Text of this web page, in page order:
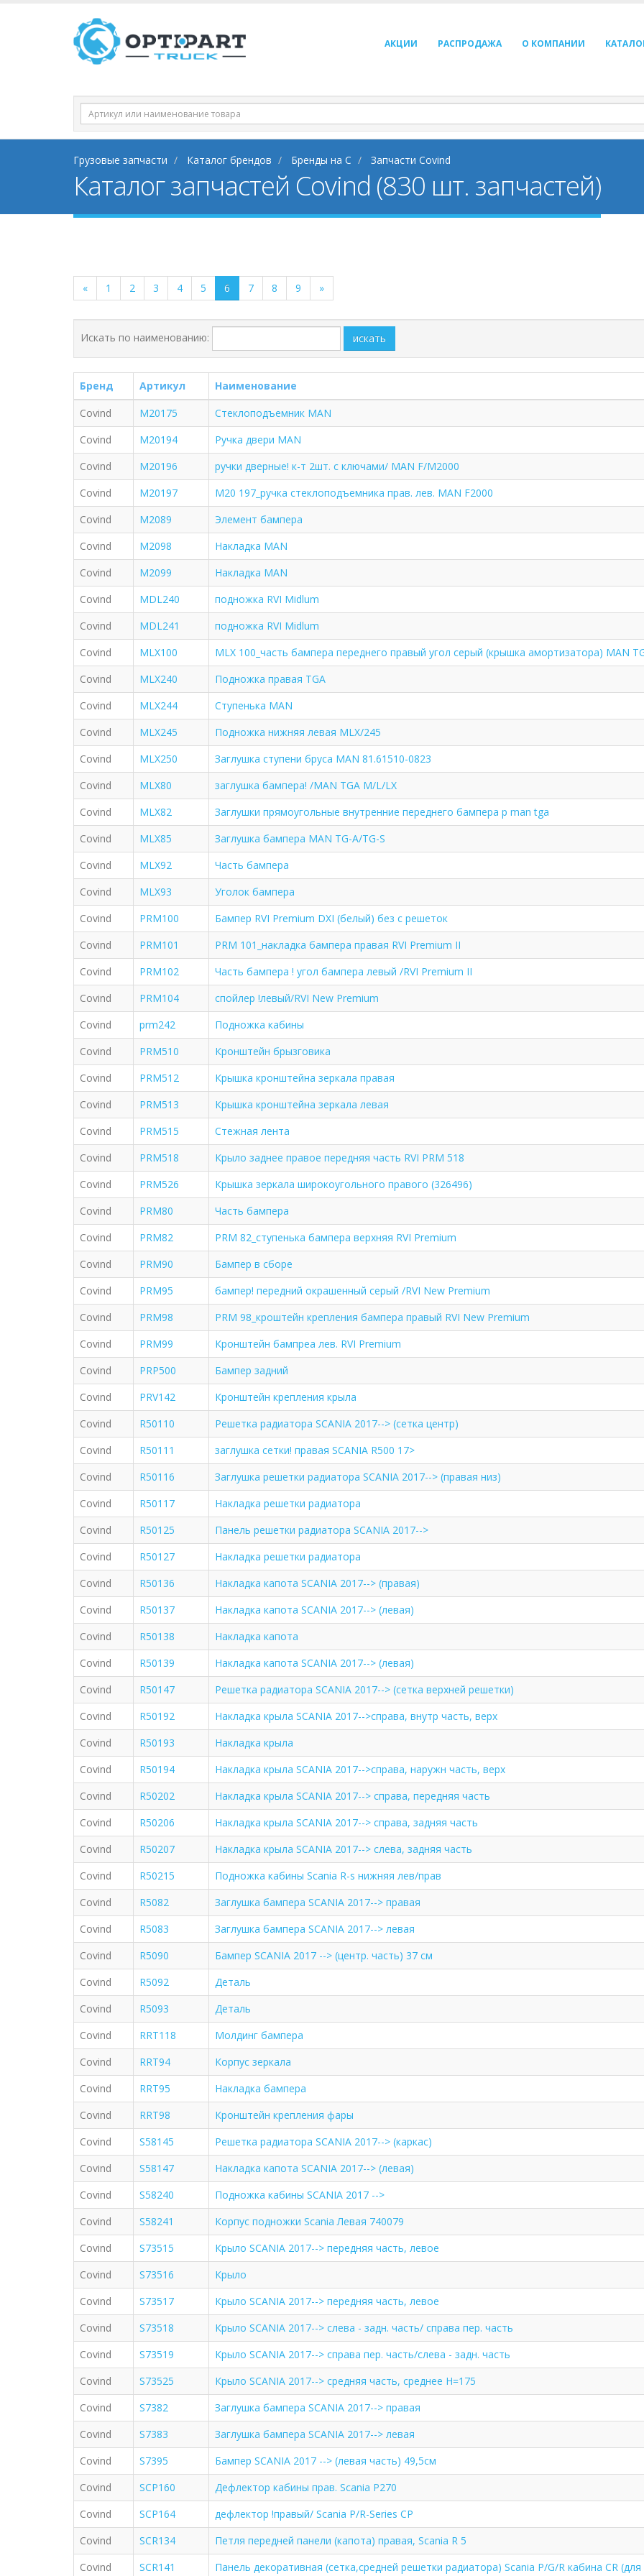
АКЦИИ РАСПРОДАЖА О КОМПАНИИ
Грузовые запчасти Каталог брендов Бренды на C Запчасти Covind
Каталог запчастей Covind (830 шт. запчастей)
« 1 2 3 4 5 6 7 8 9 »
Искать по наименованию: искать
Бренд Артикул
Наименование
Covind
M20175
Стеклоподъемник MAN
Covind
M20194
Ручка двери MAN
Covind
M20196
ручки дверные! к-т 2шт. с ключами/ MAN F/M2000
Covind
M20197
M20 197_ручка стеклоподъемника прав. лев. MAN F2000
Covind
M2089
Элемент бампера
Covind
M2098
Накладка MAN
Covind
M2099
Накладка MAN
Covind
MDL240
подножка RVI Midlum
Covind
MDL241
подножка RVI Midlum
Covind
MLX100
MLX 100_часть бампера переднего правый угол серый (крышка амортизатора) MAN
Covind
MLX240
Подножка правая TGA
Covind
MLX244
Ступенька MAN
Covind
MLX245
Подножка нижняя левая MLX/245
Covind
MLX250
Заглушка ступени бруса MAN 81.61510-0823
Covind
MLX80
заглушка бампера! /MAN TGA M/L/LX
Covind
MLX82
Заглушки прямоугольные внутренние переднего бампера p man tga
Covind
MLX85
Заглушка бампера MAN TG-A/TG-S
Covind
MLX92
Часть бампера
Covind
MLX93
Уголок бампера
Covind
PRM100
Бампер RVI Premium DXI (белый) без с решеток
Covind
PRM101
PRM 101_накладка бампера правая RVI Premium II
Covind
PRM102
Часть бампера ! угол бампера левый /RVI Premium II
Covind
PRM104
спойлер !левый/RVI New Premium
Covind
prm242
Подножка кабины
Covind
PRM510
Кронштейн брызговика
Covind
PRM512
Крышка кронштейна зеркала правая
Covind
PRM513
Крышка кронштейна зеркала левая
Covind
PRM515
Стежная лента
Covind
PRM518
Крыло заднее правое передняя часть RVI PRM 518
Covind
PRM526
Крышка зеркала широкоугольного правого (326496)
Covind
PRM80
Часть бампера
Covind
PRM82
PRM 82_ступенька бампера верхняя RVI Premium
Covind
PRM90
Бампер в сборе
Covind
PRM95
бампер! передний окрашенный серый /RVI New Premium
Covind
PRM98
PRM 98_кроштейн крепления бампера правый RVI New Premium
Covind
PRM99
Кронштейн бампреа лев. RVI Premium
Covind
PRP500
Бампер задний
Covind
PRV142
Кронштейн крепления крыла
Covind
R50110
Решетка радиатора SCANIA 2017--> (сетка центр)
Covind
R50111
заглушка сетки! правая SCANIA R500 17>
Covind
R50116
Заглушка решетки радиатора SCANIA 2017--> (правая низ)
Covind
R50117
Накладка решетки радиатора
Covind
R50125
Панель решетки радиатора SCANIA 2017-->
Covind
R50127
Накладка решетки радиатора
Covind
R50136
Накладка капота SCANIA 2017--> (правая)
Covind
R50137
Накладка капота SCANIA 2017--> (левая)
Covind
R50138
Накладка капота
Covind
R50139
Накладка капота SCANIA 2017--> (левая)
Covind
R50147
Решетка радиатора SCANIA 2017--> (сетка верхней решетки)
Covind
R50192
Накладка крыла SCANIA 2017-->справа, внутр часть, верх
Covind
R50193
Накладка крыла
Covind
R50194
Накладка крыла SCANIA 2017-->справа, наружн часть, верх
Covind
R50202
Накладка крыла SCANIA 2017--> справа, передняя часть
Covind
R50206
Накладка крыла SCANIA 2017--> справа, задняя часть
Covind
R50207
Накладка крыла SCANIA 2017--> слева, задняя часть
Covind
R50215
Подножка кабины Scania R-s нижняя лев/прав
Covind
R5082
Заглушка бампера SCANIA 2017--> правая
Covind
R5083
Заглушка бампера SCANIA 2017--> левая
Covind
R5090
Бампер SCANIA 2017 --> (центр. часть) 37 см
Covind
R5092
Деталь
Covind
R5093
Деталь
Covind
RRT118
Молдинг бампера
Covind
RRT94
Корпус зеркала
Covind
RRT95
Накладка бампера
Covind
RRT98
Кронштейн крепления фары
Covind
S58145
Решетка радиатора SCANIA 2017--> (каркас)
Covind
S58147
Накладка капота SCANIA 2017--> (левая)
Covind
S58240
Подножка кабины SCANIA 2017 -->
Covind
S58241
Корпус подножки Scania Левая 740079
Covind
S73515
Крыло SCANIA 2017--> передняя часть, левое
Covind
S73516
Крыло
Covind
S73517
Крыло SCANIA 2017--> передняя часть, левое
Covind
S73518
Крыло SCANIA 2017--> слева - задн. часть/ справа пер. часть
Covind
S73519
Крыло SCANIA 2017--> справа пер. часть/слева - задн. часть
Covind
S73525
Крыло SCANIA 2017--> средняя часть, среднее H=175
Covind
S7382
Заглушка бампера SCANIA 2017--> правая
Covind
S7383
Заглушка бампера SCANIA 2017--> левая
Covind
S7395
Бампер SCANIA 2017 --> (левая часть) 49,5см
Covind
SCP160
Дефлектор кабины прав. Scania P270
Covind
SCP164
дефлектор !правый/ Scania P/R-Series CP
Covind
SCR134
Петля передней панели (капота) правая, Scania R 5
Covind
SCR141 Панель декоративная (сетка,средней решетки радиатора) Scania P/G/R кабина CR (для